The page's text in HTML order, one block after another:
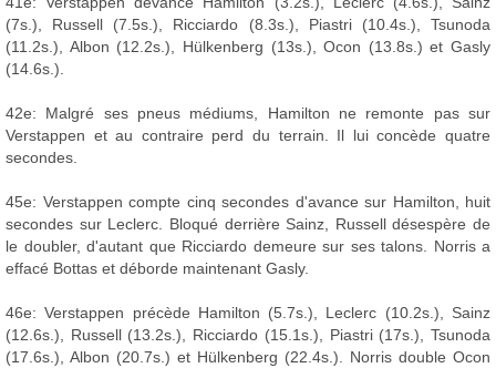
(7s.), Russell (7.5s.), Ricciardo (8.3s.), Piastri (10.4s.), Tsunoda
(11.2s.), Albon (12.2s.), Hülkenberg (13s.), Ocon (13.8s.) et Gasly
(14.6s.).
42e: Malgré ses pneus médiums, Hamilton ne remonte pas sur
Verstappen et au contraire perd du terrain. Il lui concède quatre
secondes.
45e: Verstappen compte cinq secondes d'avance sur Hamilton, huit
secondes sur Leclerc. Bloqué derrière Sainz, Russell désespère de
le doubler, d'autant que Ricciardo demeure sur ses talons. Norris a
effacé Bottas et déborde maintenant Gasly.
46e: Verstappen précède Hamilton (5.7s.), Leclerc (10.2s.), Sainz
(12.6s.), Russell (13.2s.), Ricciardo (15.1s.), Piastri (17s.), Tsunoda
(17.6s.), Albon (20.7s.) et Hülkenberg (22.4s.). Norris double Ocon